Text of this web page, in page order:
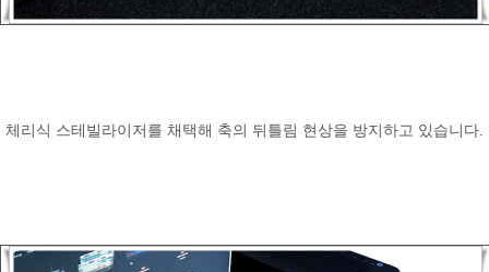
체리식 스테빌라이저를 채택해 축의 뒤틀림 현상을 방지하고 있습니다.